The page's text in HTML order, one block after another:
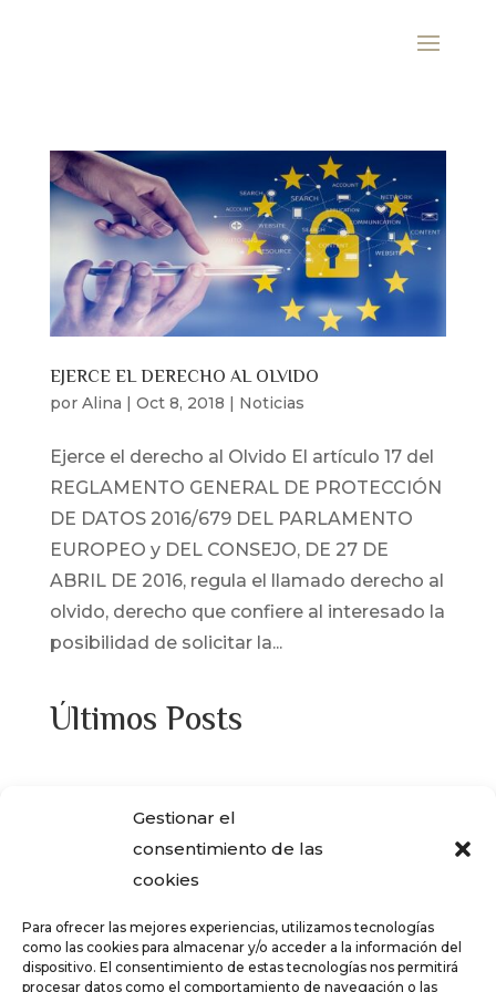
Gestionar el
consentimiento de las
cookies
Para ofrecer las mejores experiencias, utilizamos tecnologías
como las cookies para almacenar y/o acceder a la información del
dispositivo. El consentimiento de estas tecnologías nos permitirá
procesar datos como el comportamiento de navegación o las
EJERCE EL DERECHO AL OLVIDO
por Alina | Oct 8, 2018 | Noticias
Ejerce el derecho al Olvido El artículo 17 del
REGLAMENTO GENERAL DE PROTECCIÓN
DE DATOS 2016/679 DEL PARLAMENTO
EUROPEO y DEL CONSEJO, DE 27 DE
ABRIL DE 2016, regula el llamado derecho al
olvido, derecho que confiere al interesado la
posibilidad de solicitar la...
Últimos Posts
ENCASA CIBELES compró al IVIMA en el
año 2013?
LAS EMPRESAS
¿Qué es el teletrabajo y en que consiste?